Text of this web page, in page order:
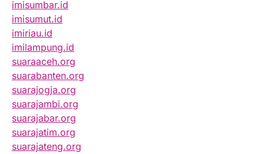
imisumbar.id
imisumut.id
imiriau.id
imilampung.id
suaraaceh.org
suarabanten.org
suarajogja.org
suarajambi.org
suarajabar.org
suarajatim.org
suarajateng.org